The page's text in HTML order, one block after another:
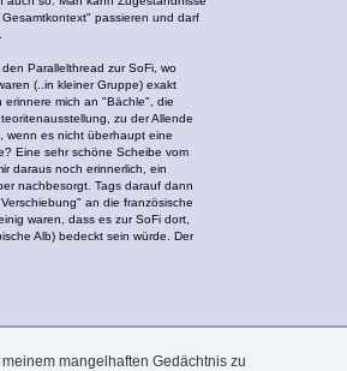
passieren und darf
Parallelthread zur SoFi, wo
(..in kleiner Gruppe) exakt
erinnere mich an "Bächle", die
zu der Allende
wenn es nicht überhaupt eine
Eine sehr schöne Scheibe vom
daraus noch erinnerlich, ein
nachbesorgt. Tags darauf dann
an die französische
waren, dass es zur SoFi dort,
Alb) bedeckt sein würde. Der
mangelhaften Gedächtnis zu